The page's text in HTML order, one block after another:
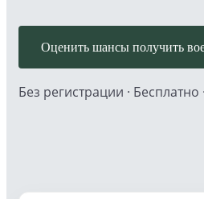
Оценить шансы получить
Без регистрации ·